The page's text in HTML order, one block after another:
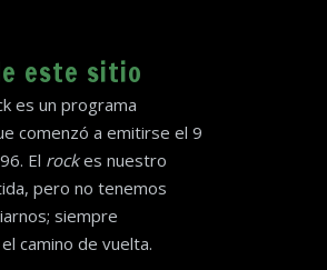
este sitio
es un programa
comenzó a emitirse el 9
El rockes nuestro
pero no tenemos
siempre
camino de vuelta.